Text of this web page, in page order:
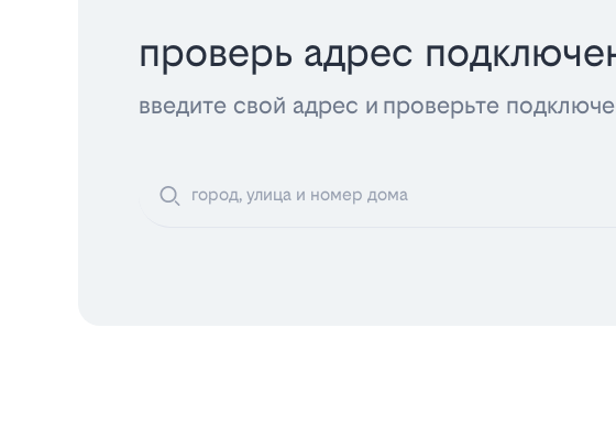
проверь адрес
введите свой адрес и проверьте